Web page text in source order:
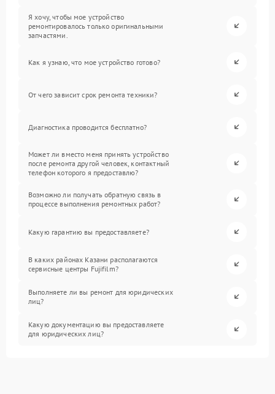
Я хочу, чтобы мое устройство
ремонтировалось только оригинальными
запчастями.
Как я узнаю, что мое устройство готово?
От чего зависит срок ремонта техники?
Диагностика проводится бесплатно?
Может ли вместо меня принять устройство
после ремонта другой человек, контактный
телефон которого я предоставлю?
Возможно ли получать обратную связь в
процессе выполнения ремонтных работ?
Какую гарантию вы предоставляете?
В каких районах Казани располагаются
сервисные центры Fujifilm?
Выполняете ли вы ремонт для юридических
лиц?
Какую документацию вы предоставляете
для юридических лиц?